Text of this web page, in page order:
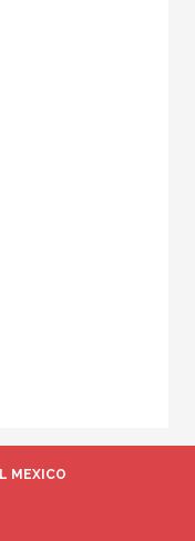
MEXICO